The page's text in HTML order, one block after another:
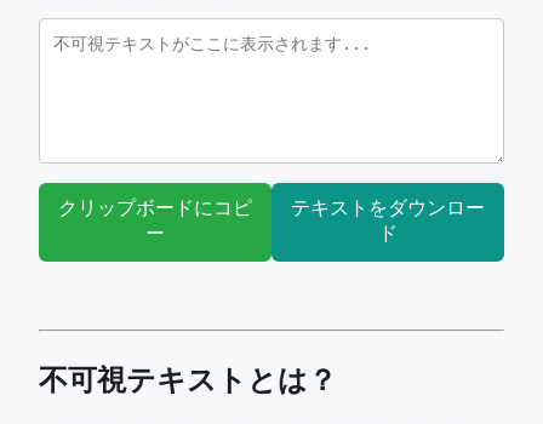
クリップボードにコピ
ー
テキストをダウンロー
ド
不可視テキストとは？